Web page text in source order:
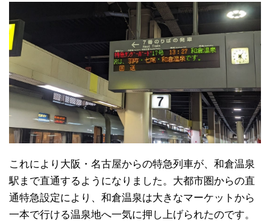
これにより大阪・名古屋からの特急列車が、和倉温泉
駅まで直通するようになりました。大都市圏からの直
通特急設定により、和倉温泉は大きなマーケットから
一本で行ける温泉地へ一気に押し上げられたのです。